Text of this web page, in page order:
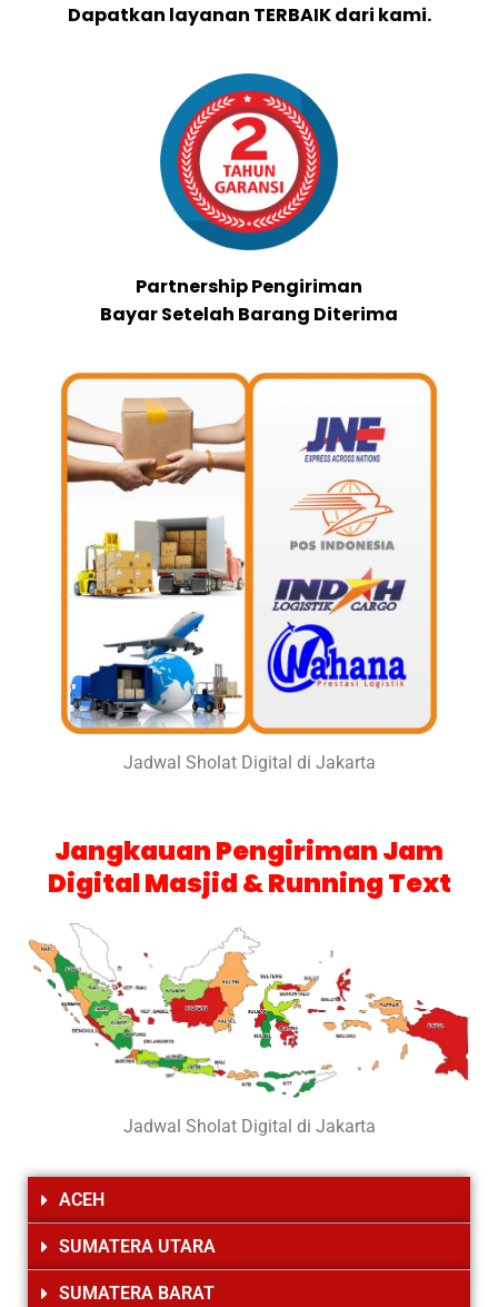
Dapatkan layanan TERBAIK dari kami.
Partnership Pengiriman
Bayar Setelah Barang Diterima
Jadwal Sholat Digital di Jakarta
Jangkauan Pengiriman Jam
Digital Masjid & Running Text
Jadwal Sholat Digital di Jakarta
ACEH
SUMATERA UTARA
SUMATERA BARAT